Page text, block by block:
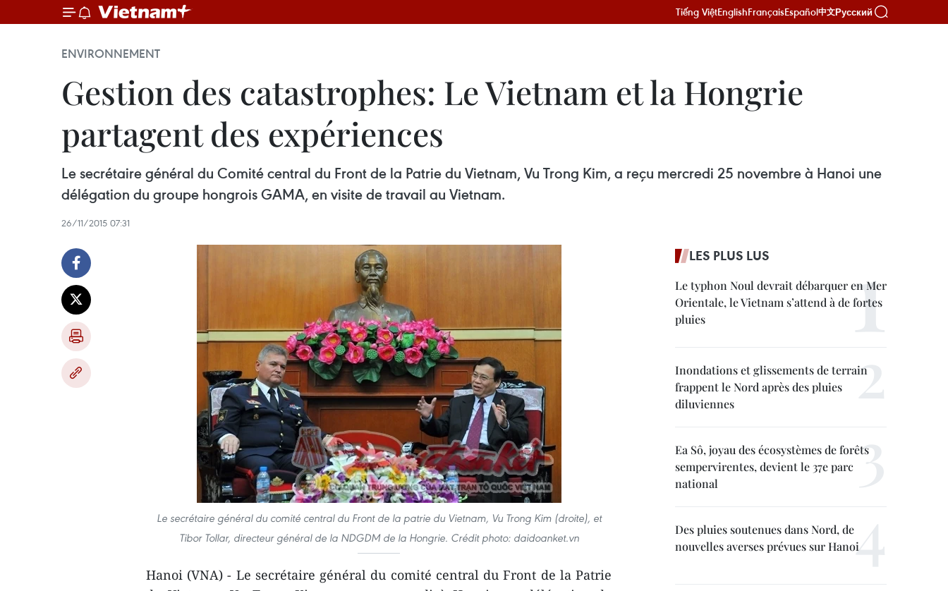
Tiếng ViệtEnglishFrançaisEspañol中文Русский
ENVIRONNEMENT
Gestion des catastrophes: Le Vietnam et la Hongrie
partagent des expériences
Le secrétaire général du Comité central du Front de la Patrie du Vietnam, Vu Trong Kim, a reçu mercredi 25 novembre à Hanoi une
délégation du groupe hongrois GAMA, en visite de travail au Vietnam.
26/11/2015 07:31
Le secrétaire général du comité central du Front de la patrie du Vietnam, Vu Trong Kim (droite), et
Tibor Tollar, directeur général de la NDGDM de la Hongrie. Crédit photo: daidoanket.vn
Hanoi (VNA) - Le secrétaire général du comité central du Front de la Patrie
LES PLUS LUS
Le typhon Noul devrait débarquer en Mer
Orientale, le Vietnam s’attend à de fortes
pluies
Inondations et glissements de terrain
frappent le Nord après des pluies
diluviennes
Ea Sô, joyau des écosystèmes de forêts
sempervirentes, devient le 37e parc
national
Des pluies soutenues dans Nord, de
nouvelles averses prévues sur Hanoi